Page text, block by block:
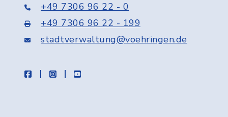
+49 7306 96 22 - 0
+49 7306 96 22 - 199
stadtverwaltung@voehringen.de
facebookinstagramyoutube